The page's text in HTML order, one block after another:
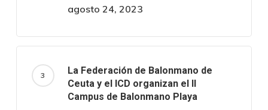
agosto 24, 2023
La Federación de Balonmano de
Ceuta y el ICD organizan el II
Campus de Balonmano Playa